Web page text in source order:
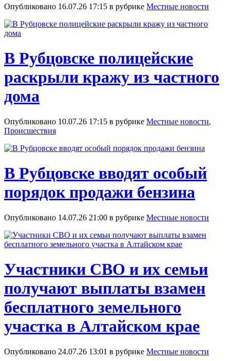
Опубликовано 16.07.26 17:15 в рубрике Местные новости
В Рубцовске полицейские
раскрыли кражу из частного
дома
Опубликовано 10.07.26 17:15 в рубрике Местные новости,
Происшествия
В Рубцовске вводят особый
порядок продажи бензина
Опубликовано 14.07.26 21:00 в рубрике Местные новости
Участники СВО и их семьи
получают выплаты взамен
бесплатного земельного
участка в Алтайском крае
Опубликовано 24.07.26 13:01 в рубрике Местные новости